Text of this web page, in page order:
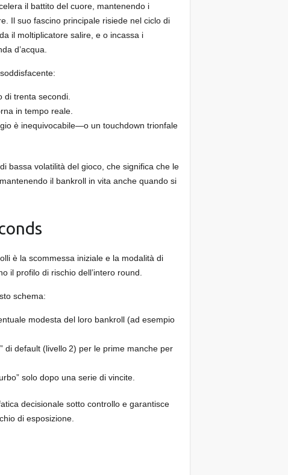
il battito del cuore, mantenendo i
Il suo fascino principale risiede nel ciclo di
il moltiplicatore salire, e o incassa i
d’acqua.
di trenta secondi.
in tempo reale.
è inequivocabile—o un touchdown trionfale
bassa volatilità del gioco, che significa che le
il bankroll in vita anche quando si
è la scommessa iniziale e la modalità di
il profilo di rischio dell’intero round.
schema:
modesta del loro bankroll (ad esempio
di default (livello 2) per le prime manche per
solo dopo una serie di vincite.
decisionale sotto controllo e garantisce
di esposizione.